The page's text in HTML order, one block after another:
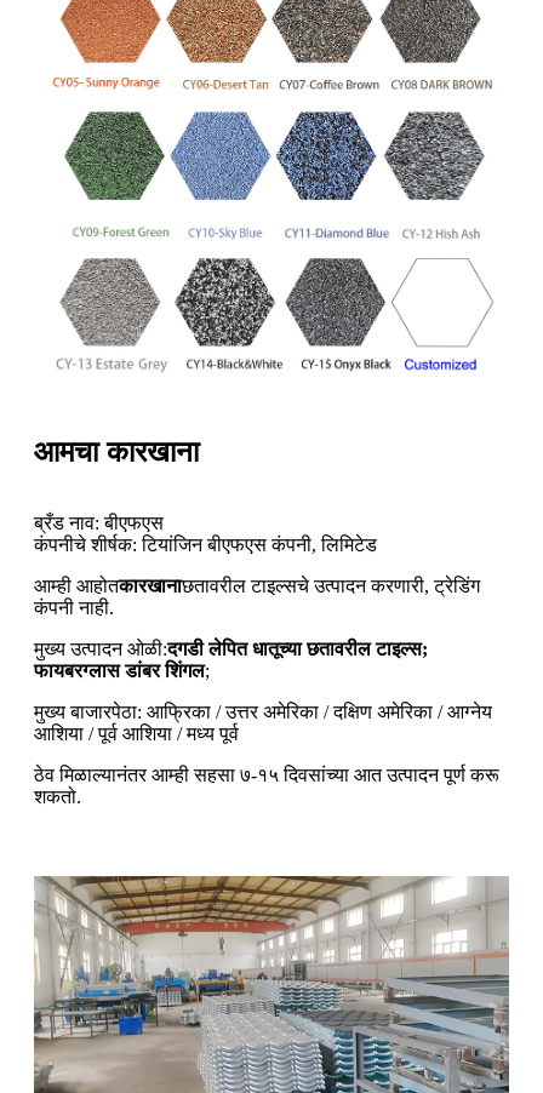
आमचा कारखाना
ब्रँड नाव: बीएफएस
कंपनीचे शीर्षक: टियांजिन बीएफएस कंपनी, लिमिटेड
आम्ही आहोतकारखानाछतावरील टाइल्सचे उत्पादन करणारी, ट्रेडिंग
कंपनी नाही.
मुख्य उत्पादन ओळी:दगडी लेपित धातूच्या छतावरील टाइल्स;
फायबरग्लास डांबर शिंगल;
मुख्य बाजारपेठा: आफ्रिका / उत्तर अमेरिका / दक्षिण अमेरिका / आग्नेय
आशिया / पूर्व आशिया / मध्य पूर्व
ठेव मिळाल्यानंतर आम्ही सहसा ७-१५ दिवसांच्या आत उत्पादन पूर्ण करू
शकतो.